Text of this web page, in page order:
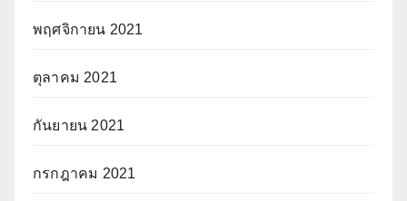
พฤศจิกายน 2021
ตุลาคม 2021
กันยายน 2021
กรกฎาคม 2021